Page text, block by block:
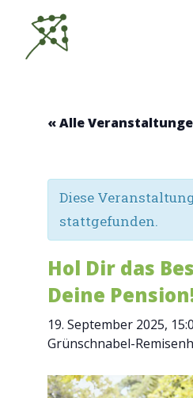
Inhalt
springen
« Alle
Diese
stattgefunden.
Hol Dir das
Deine
19. September 2025,
Grünschnabel-